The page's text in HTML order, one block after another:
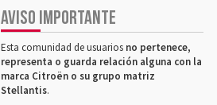
AVISO IMPORTANTE
Esta comunidad de usuarios no pertenece,
representa o guarda relación alguna con la
marca Citroën o su grupo matriz
Stellantis.